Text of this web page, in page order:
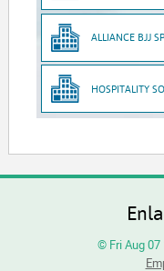
ALLIANCE BJJ
HOSPITALITY
© Fri Aug 07